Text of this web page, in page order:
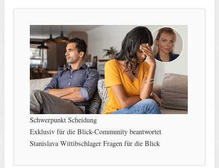
Schwerpunkt Scheidung
Exklusiv für die Blick-Community beantwortet
Stanislava Wittibschlager Fragen für die Blick